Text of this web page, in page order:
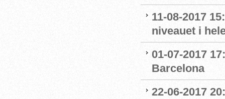
11-08-2017
niveauet i
01-07-2017
Barcelona
22-06-2017